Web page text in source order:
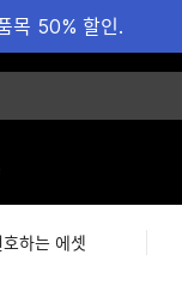
목 50% 할인.
호하는 에셋